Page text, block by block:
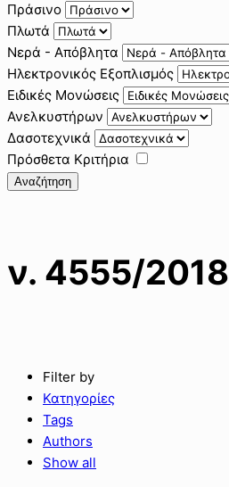
Πράσινο
Πλωτά
Νερά - Απόβλητα
Ηλεκτρονικός Εξοπλισμός
Ειδικές Μονώσεις
Ανελκυστήρων
Δασοτεχνικά
Πρόσθετα Κριτήρια
Αναζήτηση
ν. 4555/2018
Filter by
Κατηγορίες
Tags
Authors
Show all